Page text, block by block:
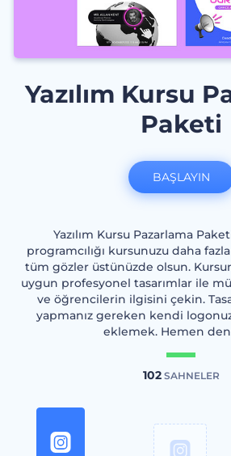
Yazılım Kursu
Paketi
Yazılım Kursu Pazarlama
programcılığı kursunuzu daha
tüm gözler üstünüzde olsun.
uygun profesyonel tasarımlar ile
ve öğrencilerin ilgisini çekin.
yapmanız gereken kendi
eklemek. Hemen
102SAHNELER
BAŞLAYIN